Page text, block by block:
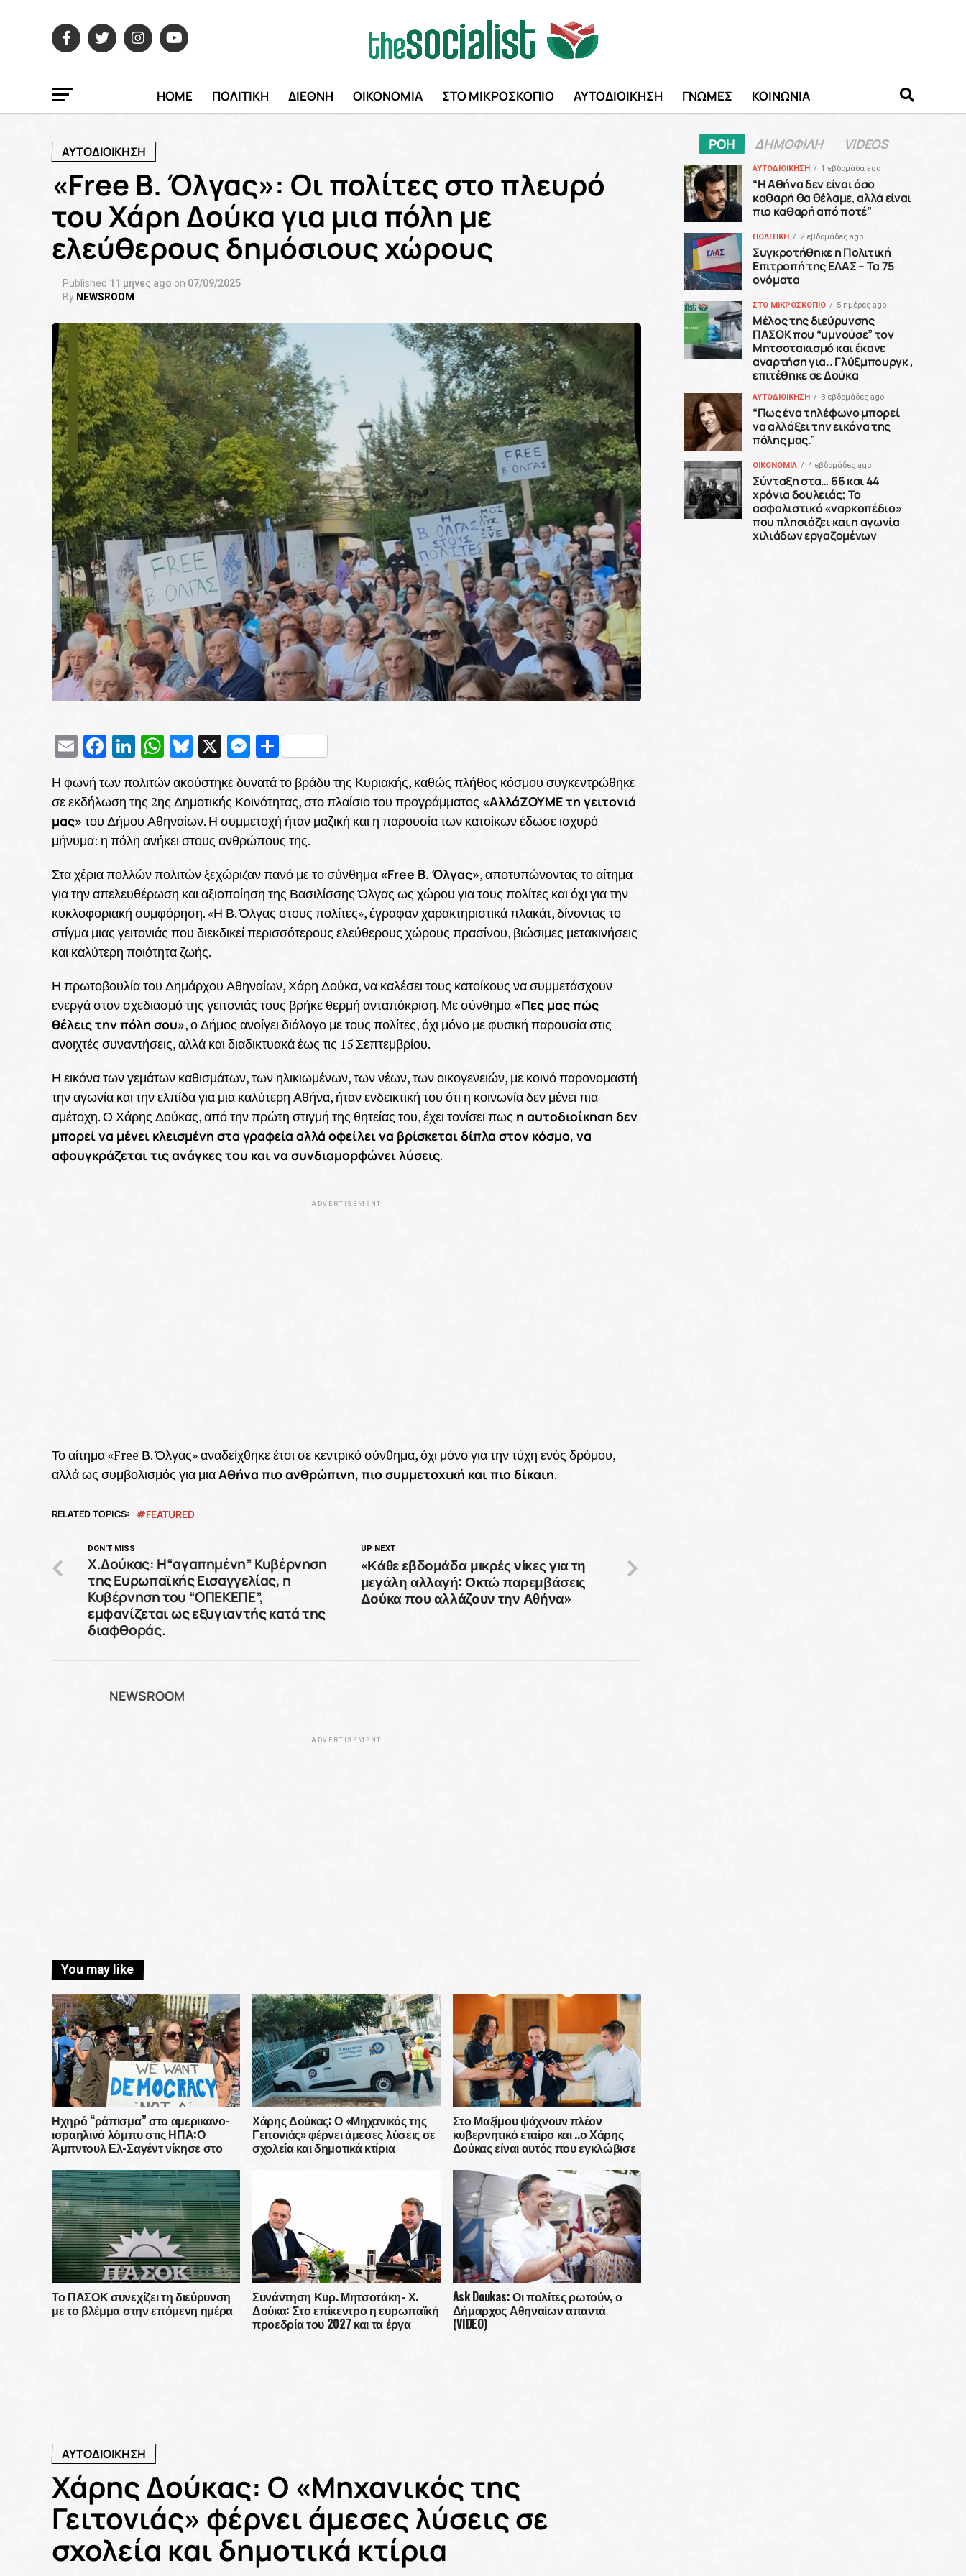
HOME ΠΟΛΙΤΙΚΗ ΔΙΕΘΝΗ ΟΙΚΟΝΟΜΙΑ ΣΤΟ ΜΙΚΡΟΣΚΟΠΙΟ ΑΥΤΟΔΙΟΙΚΗΣΗ ΓΝΩΜΕΣ ΚΟΙΝΩΝΙΑ
ΑΥΤΟΔΙΟΙΚΗΣΗ
«Free Β. Όλγας»: Οι πολίτες στο πλευρό
του Χάρη Δούκα για μια πόλη με
ελεύθερους δημόσιους χώρους
Published 11 μήνες ago on 07/09/2025
By NEWSROOM
EmailFacebook
LinkedIn
WhatsApp
Bluesky
X Messenger
Μοιραστείτε
Η φωνή των πολιτών ακούστηκε δυνατά το βράδυ της Κυριακής, καθώς πλήθος κόσμου συγκεντρώθηκε
σε εκδήλωση της 2ης Δημοτικής Κοινότητας, στο πλαίσιο του προγράμματος «ΑλλάΖΟΥΜΕ τη γειτονιά
μας» του Δήμου Αθηναίων. Η συμμετοχή ήταν μαζική και η παρουσία των κατοίκων έδωσε ισχυρό
μήνυμα: η πόλη ανήκει στους ανθρώπους της.
Στα χέρια πολλών πολιτών ξεχώριζαν πανό με το σύνθημα «Free Β. Όλγας», αποτυπώνοντας το αίτημα
για την απελευθέρωση και αξιοποίηση της Βασιλίσσης Όλγας ως χώρου για τους πολίτες και όχι για την
κυκλοφοριακή συμφόρηση. «Η Β. Όλγας στους πολίτες», έγραφαν χαρακτηριστικά πλακάτ, δίνοντας το
στίγμα μιας γειτονιάς που διεκδικεί περισσότερους ελεύθερους χώρους πρασίνου, βιώσιμες μετακινήσεις
και καλύτερη ποιότητα ζωής.
Η πρωτοβουλία του Δημάρχου Αθηναίων, Χάρη Δούκα, να καλέσει τους κατοίκους να συμμετάσχουν
ενεργά στον σχεδιασμό της γειτονιάς τους βρήκε θερμή ανταπόκριση. Με σύνθημα «Πες μας πώς
θέλεις την πόλη σου», ο Δήμος ανοίγει διάλογο με τους πολίτες, όχι μόνο με φυσική παρουσία στις
ανοιχτές συναντήσεις, αλλά και διαδικτυακά έως τις 15 Σεπτεμβρίου.
Η εικόνα των γεμάτων καθισμάτων, των ηλικιωμένων, των νέων, των οικογενειών, με κοινό παρονομαστή
την αγωνία και την ελπίδα για μια καλύτερη Αθήνα, ήταν ενδεικτική του ότι η κοινωνία δεν μένει πια
αμέτοχη. Ο Χάρης Δούκας, από την πρώτη στιγμή της θητείας του, έχει τονίσει πως η αυτοδιοίκηση δεν
μπορεί να μένει κλεισμένη στα γραφεία αλλά οφείλει να βρίσκεται δίπλα στον κόσμο, να
αφουγκράζεται τις ανάγκες του και να συνδιαμορφώνει λύσεις.
ADVERTISEMENT
Το αίτημα «Free Β. Όλγας» αναδείχθηκε έτσι σε κεντρικό σύνθημα, όχι μόνο για την τύχη ενός δρόμου,
αλλά ως συμβολισμός για μιαΑθήνα πιο ανθρώπινη, πιο συμμετοχική και πιο δίκαιη.
RELATED TOPICS: FEATURED
UP NEXT
«Κάθε εβδομάδα μικρές νίκες για τη
μεγάλη αλλαγή: Οκτώ παρεμβάσεις
Δούκα που αλλάζουν την Αθήνα»
DON'T MISS
Χ.Δούκας: Η“αγαπημένη” Κυβέρνηση
της Ευρωπαϊκής Εισαγγελίας, η
Κυβέρνηση του “ΟΠΕΚΕΠΕ”,
εμφανίζεται ως εξυγιαντής κατά της
διαφθοράς.
NEWSROOM
ADVERTISEMENT
You may like
Ηχηρό “ράπισμα” στο αμερικανο-
ισραηλινό λόμπυ στις ΗΠΑ:Ο
Άμπντουλ Ελ-Σαγέντ νίκησε στο
εκστρατεία δεκάδων εκατομμυρίων
δολαρίων
Χάρης Δούκας: Ο «Μηχανικός της
Γειτονιάς» φέρνει άμεσες λύσεις σε
σχολεία και δημοτικά κτίρια
Στο Μαξίμου ψάχνουν πλέον
κυβερνητικό εταίρο και ..ο Χάρης
Δούκας είναι αυτός που εγκλώβισε
Το ΠΑΣΟΚ συνεχίζει τη διεύρυνση
με το βλέμμα στην επόμενη ημέρα
Συνάντηση Κυρ. Μητσοτάκη- Χ.
Δούκα: Στο επίκεντρο η ευρωπαϊκή
προεδρία του 2027 και τα έργα
Ask Doukas: Οι πολίτες ρωτούν, ο
Δήμαρχος Αθηναίων απαντά
(VIDEO)
ΑΥΤΟΔΙΟΙΚΗΣΗ
Χάρης Δούκας: Ο «Μηχανικός της
Γειτονιάς» φέρνει άμεσες λύσεις σε
σχολεία και δημοτικά κτίρια
ΡΟΗ ΔΗΜΟΦΙΛΗ VIDEOS
ΑΥΤΟΔΙΟΙΚΗΣΗ 1 εβδομάδα ago
“H Αθήνα δεν είναι όσο
καθαρή θα θέλαμε, αλλά είναι
πιο καθαρή από ποτέ”
ΠΟΛΙΤΙΚΗ 2 εβδομάδες ago
Συγκροτήθηκε η Πολιτική
Επιτροπή της ΕΛΑΣ – Τα 75
ονόματα
ΣΤΟ ΜΙΚΡΟΣΚΟΠΙΟ 5 ημέρες ago
Μέλος της διεύρυνσης
ΠΑΣΟΚ που “υμνούσε” τον
Μητσοτακισμό και έκανε
αναρτήση για.. Γλύξμπουργκ ,
επιτέθηκε σε Δούκα
ΑΥΤΟΔΙΟΙΚΗΣΗ 3 εβδομάδες ago
“Πως ένα τηλέφωνο μπορεί
να αλλάξει την εικόνα της
πόλης μας.”
ΟΙΚΟΝΟΜΙΑ 4 εβδομάδες ago
Σύνταξη στα… 66 και 44
χρόνια δουλειάς; Το
ασφαλιστικό «ναρκοπέδιο»
που πλησιάζει και η αγωνία
χιλιάδων εργαζομένων